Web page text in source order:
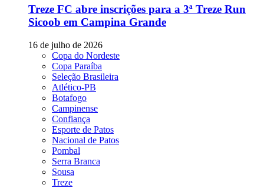
Treze FC abre inscrições para a 3ª Treze Run
Sicoob em Campina Grande
16 de julho de 2026
Copa do Nordeste
Copa Paraíba
Seleção Brasileira
Atlético-PB
Botafogo
Campinense
Confiança
Esporte de Patos
Nacional de Patos
Pombal
Serra Branca
Sousa
Treze